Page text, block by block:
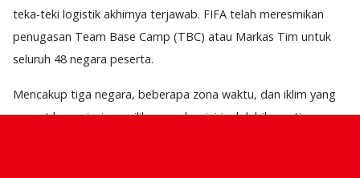
teka-teki logistik akhirnya terjawab. FIFA telah meresmikan
penugasan Team Base Camp (TBC) atau Markas Tim untuk
seluruh 48 negara peserta.
Mencakup tiga negara, beberapa zona waktu, dan iklim yang
sangat bervariasi, pemilihan markas ini jauh lebih penting